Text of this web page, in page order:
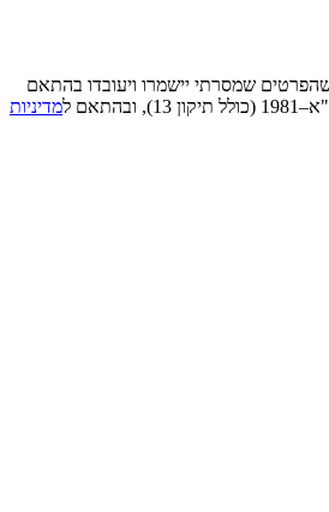
שמסרתי יישמרו ויעובדו בהתאם
ל
מדיניות